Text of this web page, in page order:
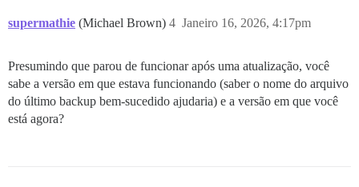
supermathie (Michael Brown) Janeiro 16, 2026, 4:17pm
4
Presumindo que parou de funcionar após uma atualização, você
sabe a versão em que estava funcionando (saber o nome do arquivo
do último backup bem-sucedido ajudaria) e a versão em que você
está agora?